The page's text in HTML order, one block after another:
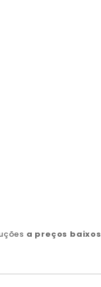
a preços baixos